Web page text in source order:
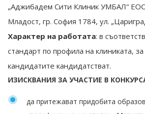
„Аджибадем Сити Клиник УМБАЛ“
Младост, гр. София 1784, ул.
Характер на работата: в
стандарт по профила на клиниката, за
кандидатите кандидатстват.
ИЗИСКВАНИЯ ЗА УЧАСТИЕ В
да притежават придобита